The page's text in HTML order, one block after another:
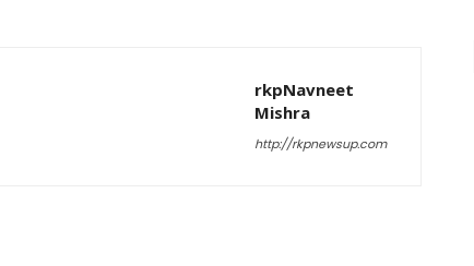
rkpNavneet
Mishra
http://rkpnewsup.com